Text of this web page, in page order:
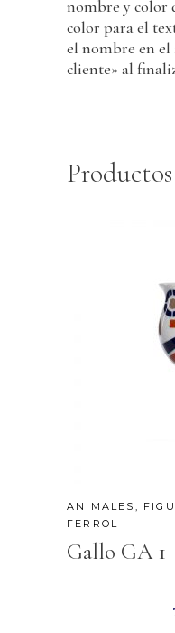
nombre y color
color para el
el nombre en el
cliente» al
ANIMALES ,
FERROL
Gallo GA 1